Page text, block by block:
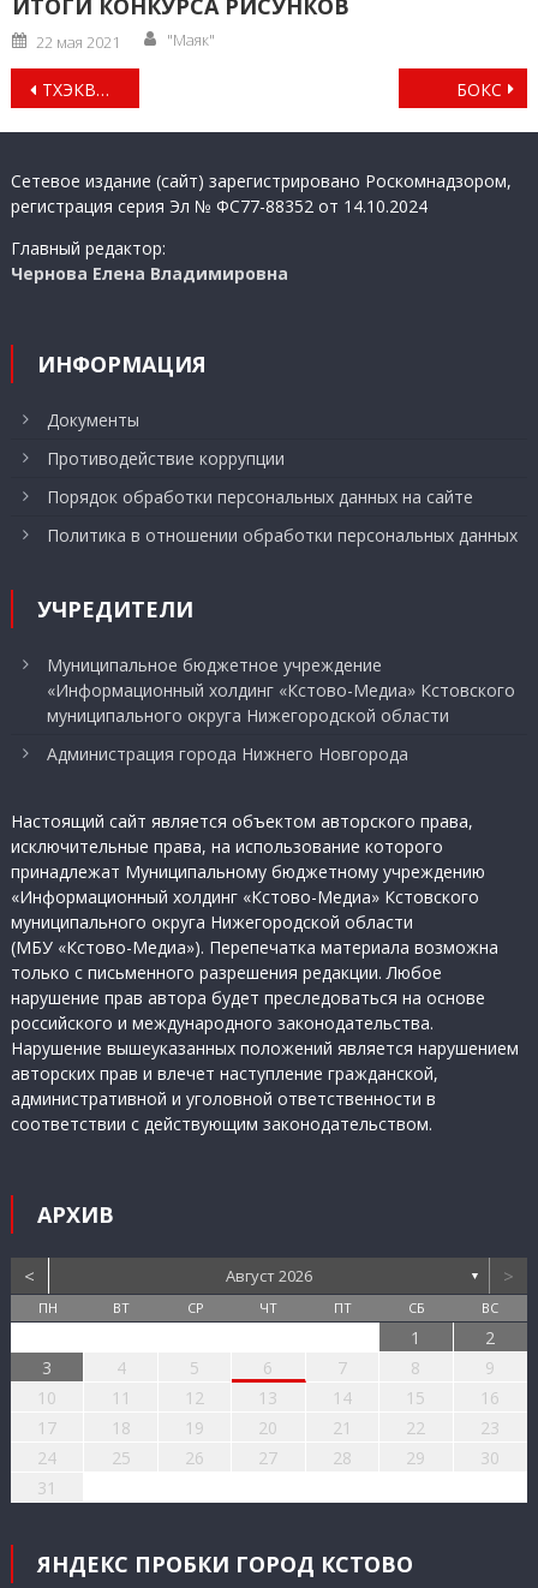
ИТОГИ КОНКУРСА РИСУНКОВ
Posted
on
22 мая 2021 Author
"Маяк"
Навигация
по
ТХЭКВОНДО БОКС
Сетевое издание (сайт) зарегистрировано Роскомнадзором,
регистрация серия Эл № ФС77-88352 от 14.10.2024
Главный редактор:
Чернова Елена Владимировна
ИНФОРМАЦИЯ
Документы
Противодействие коррупции
Порядок обработки персональных данных на сайте
Политика в отношении обработки персональных данных
УЧРЕДИТЕЛИ
Муниципальное бюджетное учреждение
«Информационный холдинг «Кстово-Медиа» Кстовского
муниципального округа Нижегородской области
Администрация города Нижнего Новгорода
Настоящий сайт является объектом авторского права,
исключительные права, на использование которого
принадлежат Муниципальному бюджетному учреждению
«Информационный холдинг «Кстово-Медиа» Кстовского
муниципального округа Нижегородской области
(МБУ «Кстово-Медиа»). Перепечатка материала возможна
только с письменного разрешения редакции. Любое
нарушение прав автора будет преследоваться на основе
российского и международного законодательства.
Нарушение вышеуказанных положений является нарушением
авторских прав и влечет наступление гражданской,
административной и уголовной ответственности в
соответствии с действующим законодательством.
АРХИВ
< Август 2026 ▼ >
ПН ВТ СР ЧТ ПТ СБ ВС
1
2
3
4 5 6 7 8
9
10
11 12 13 14 15
16
17
18 19 20 21 22
23
24
25 26 27 28 29
30
31
ЯНДЕКС ПРОБКИ ГОРОД КСТОВО